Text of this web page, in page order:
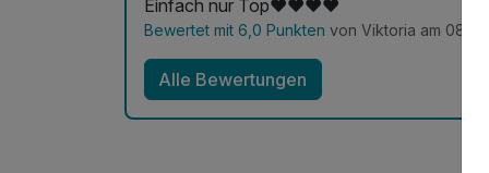
Einfach nur Top❤️❤️❤️❤️
Bewertet mit 6,0 Punkten von Viktoria am
Alle Bewertungen